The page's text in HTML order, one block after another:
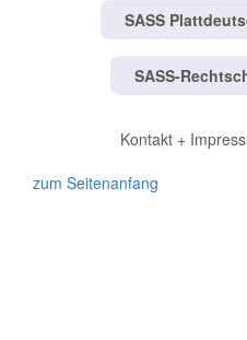
SASS
SASS-
Kontakt +
zum Seitenanfang